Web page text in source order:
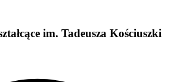
im. Tadeusza Kościuszki